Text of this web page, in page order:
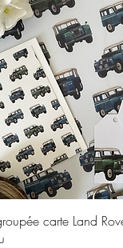
Aperçu rapide
carte Land